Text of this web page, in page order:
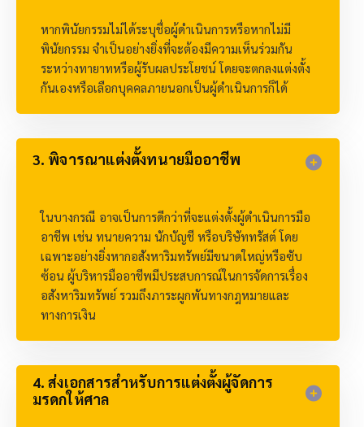
หากพินัยกรรมไม่ได้ระบุชื่อผู้ดำเนินการหรือหากไม่มี
พินัยกรรม จำเป็นอย่างยิ่งที่จะต้องมีความเห็นร่วมกัน
ระหว่างทายาทหรือผู้รับผลประโยชน์ โดยจะตกลงแต่งตั้ง
กันเองหรือเลือกบุคคลภายนอกเป็นผู้ดำเนินการก็ได้
3. พิจารณาแต่งตั้งทนายมืออาชีพ
ในบางกรณี อาจเป็นการดีกว่าที่จะแต่งตั้งผู้ดำเนินการมือ
อาชีพ เช่น ทนายความ นักบัญชี หรือบริษัททรัสต์ โดย
เฉพาะอย่างยิ่งหากอสังหาริมทรัพย์มีขนาดใหญ่หรือซับ
ซ้อน ผู้บริหารมืออาชีพมีประสบการณ์ในการจัดการเรื่อง
อสังหาริมทรัพย์ รวมถึงภาระผูกพันทางกฎหมายและ
ทางการเงิน
4. ส่งเอกสารสำหรับการแต่งตั้งผู้จัดการ
มรดกให้ศาล